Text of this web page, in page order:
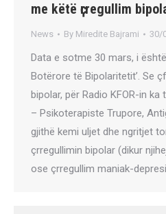
me këtë ҫrregullim
News By Miredite Bajrami 30/
Data e sotme 30 mars, i
Botërore të Bipolaritetit’. Se
bipolar, për Radio KFOR-in
– Psikoterapiste Trupore,
gjithë kemi uljet dhe ngritjet
çrregullimin bipolar (dikur
ose çrregullim maniak-